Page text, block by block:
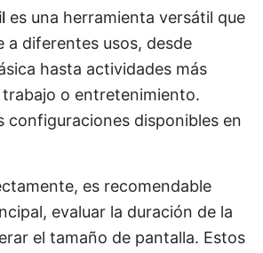
es una herramienta versátil que
a diferentes usos, desde
hasta actividades más
o entretenimiento.
configuraciones disponibles en
es recomendable
evaluar la duración de la
el tamaño de pantalla. Estos